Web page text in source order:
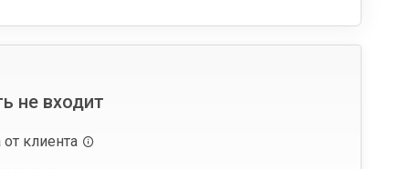
не входит
от клиента